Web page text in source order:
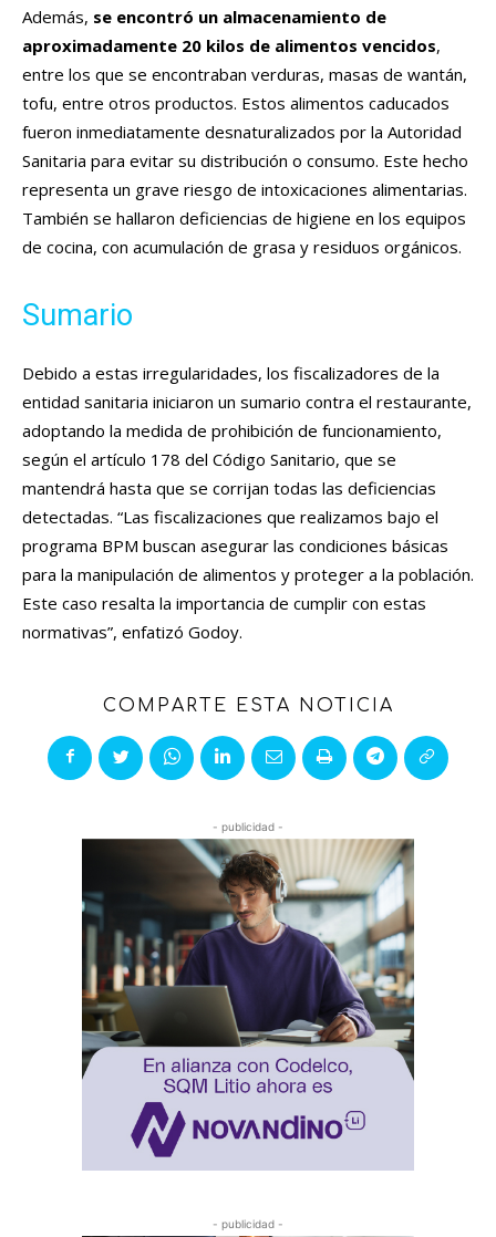
Además, se encontró un almacenamiento de
aproximadamente 20 kilos de alimentos vencidos,
entre los que se encontraban verduras, masas de wantán,
tofu, entre otros productos. Estos alimentos caducados
fueron inmediatamente desnaturalizados por la Autoridad
Sanitaria para evitar su distribución o consumo. Este hecho
representa un grave riesgo de intoxicaciones alimentarias.
También se hallaron deficiencias de higiene en los equipos
de cocina, con acumulación de grasa y residuos orgánicos.
Sumario
Debido a estas irregularidades, los fiscalizadores de la
entidad sanitaria iniciaron un sumario contra el restaurante,
adoptando la medida de prohibición de funcionamiento,
según el artículo 178 del Código Sanitario, que se
mantendrá hasta que se corrijan todas las deficiencias
detectadas. “Las fiscalizaciones que realizamos bajo el
programa BPM buscan asegurar las condiciones básicas
para la manipulación de alimentos y proteger a la población.
Este caso resalta la importancia de cumplir con estas
normativas”, enfatizó Godoy.
COMPARTE ESTA NOTICIA
- publicidad -
- publicidad -